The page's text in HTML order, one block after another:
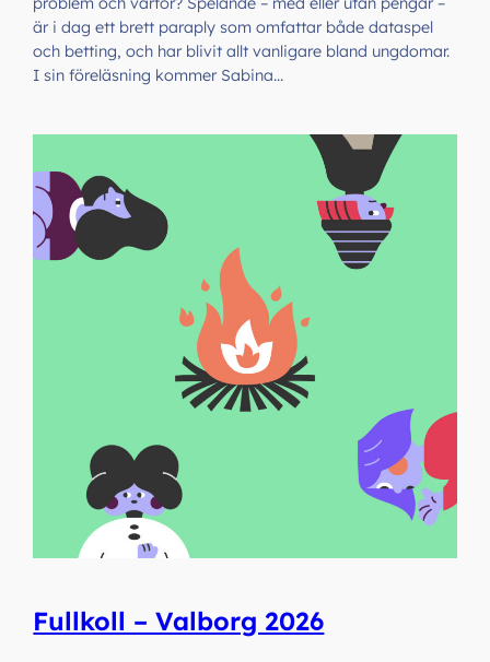
är i dag ett brett paraply som omfattar både dataspel
och betting, och har blivit allt vanligare bland ungdomar.
I sin föreläsning kommer Sabina…
Fullkoll – Valborg 2026